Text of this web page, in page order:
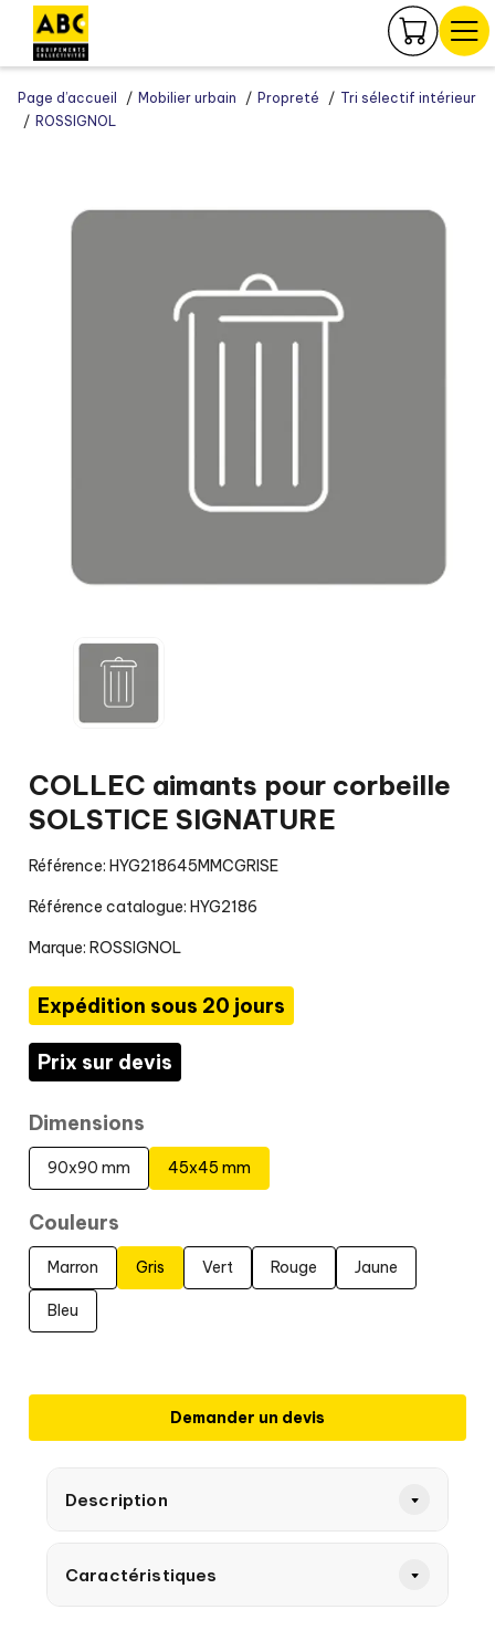
Page d’accueil Mobilier urbain Propreté
Tri sélectif intérieur
ROSSIGNOL
COLLEC aimants pour corbeille
SOLSTICE SIGNATURE
Référence: HYG218645MMCGRISE
Référence catalogue: HYG2186
Marque: ROSSIGNOL
Expédition sous 20 jours
Prix sur devis
Dimensions
90x90 mm 45x45 mm
Couleurs
Marron Gris Vert Rouge Jaune
Bleu
Demander un devis
Description
Caractéristiques
Panneau de gestion des cookies